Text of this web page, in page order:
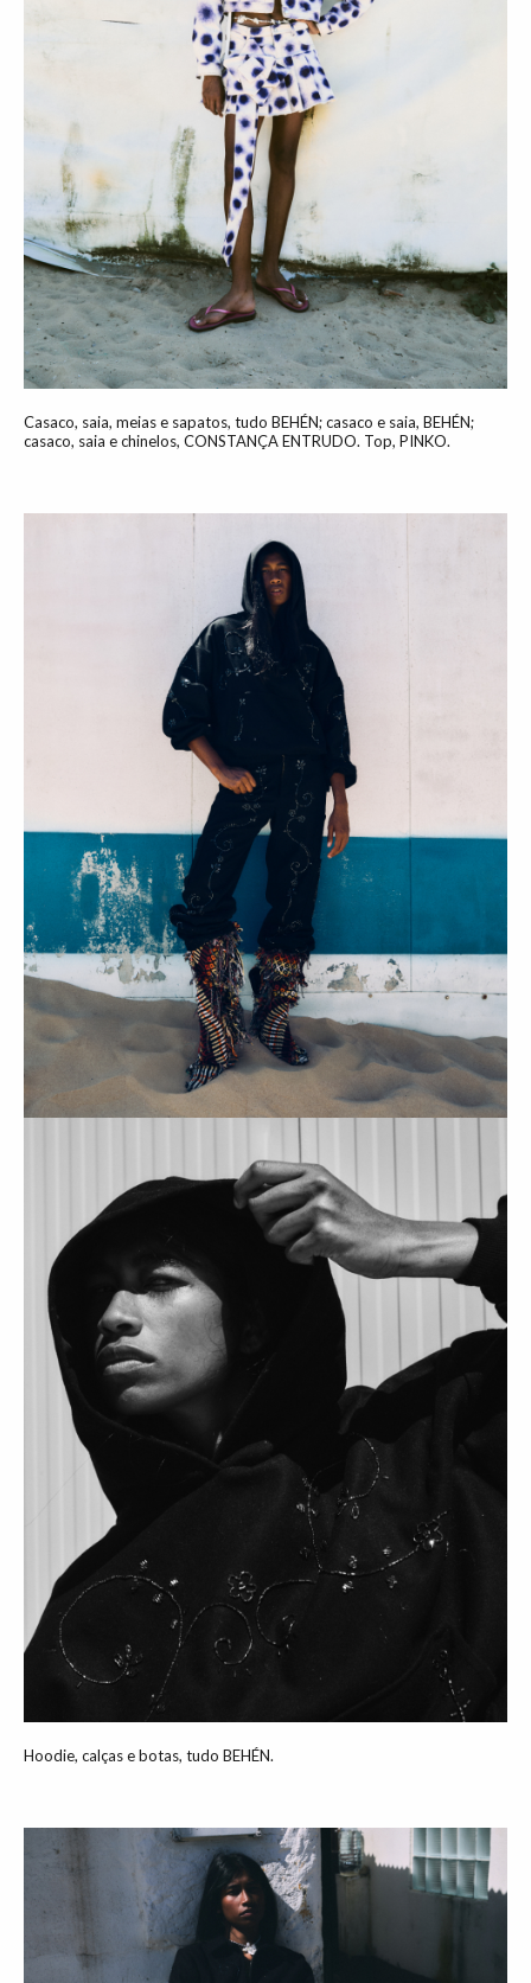
Casaco, saia, meias e sapatos, tudo BEHÉN; casaco e saia, BEHÉN;
casaco, saia e chinelos, CONSTANÇA ENTRUDO. Top, PINKO.
Hoodie, calças e botas, tudo BEHÉN.